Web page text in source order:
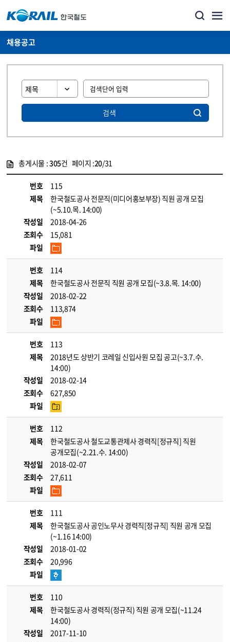
채용공고
검색
총게시물 :305건 페이지 :20/31
번호
115
제목
한국철도공사 전문직(미디어홍보부장) 직원 공개 모집
(~5.10.목. 14:00)
작성일
2018-04-26
조회수
15,081
파일
번호
114
제목
한국철도공사 전문직 직원 공개 모집(~3.8.목. 14:00)
작성일
2018-02-22
조회수
113,874
파일
번호
113
제목
2018년도 상반기 코레일 신입사원 모집 공고(~3.7.수.
14:00)
작성일
2018-02-14
조회수
627,850
파일
번호
112
제목
한국철도공사 철도교통관제사 경력직[정규직] 직원
공개모집(~2.21.수. 14:00)
작성일
2018-02-07
조회수
27,611
파일
번호
111
제목
한국철도공사 공인노무사 경력직[정규직] 직원 공개 모집
(~1.16 14:00)
작성일
2018-01-02
조회수
20,996
파일
번호
110
제목
한국철도공사 경력직(정규직) 직원 공개 모집(~11.24
14:00)
작성일
2017-11-10